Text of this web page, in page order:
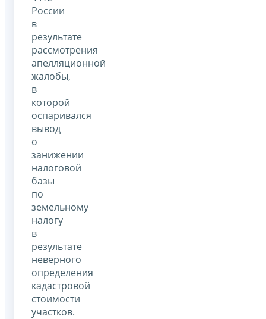
России
в
результате
рассмотрения
апелляционной
жалобы,
в
которой
оспаривался
вывод
о
занижении
налоговой
базы
по
земельному
налогу
в
результате
неверного
определения
кадастровой
стоимости
участков.